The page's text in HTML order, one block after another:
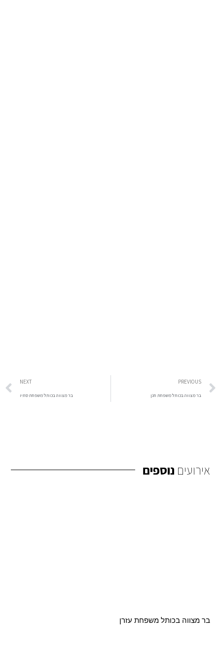
PREVIOUS
בר מצווה בכותל משפחת חנן
NEXT
בר מצווה בכותל משפחת סתיו
אירועים נוספים
בר מצווה בכותל ‎⁨משפחת עזרן